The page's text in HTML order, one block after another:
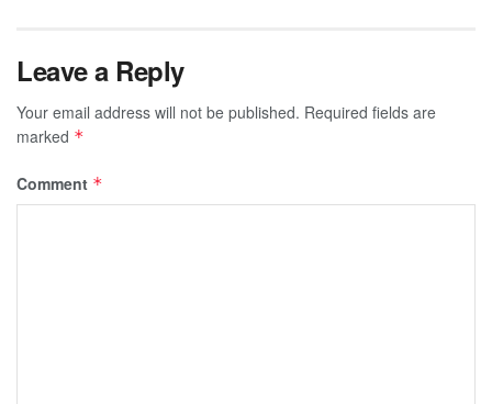
Leave a Reply
Your email address will not be published. Required fields are
marked *
Comment *